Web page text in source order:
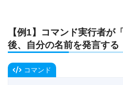
【例1】コマンド実行者が
後、自分の名前を発言する
コマンド